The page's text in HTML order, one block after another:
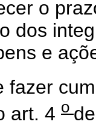
o
dos
e
fazer
art. 4 o